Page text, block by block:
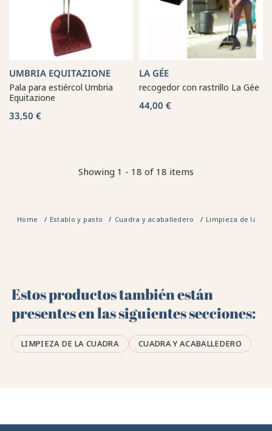
UMBRIA EQUITAZIONE
Pala para estiércol Umbria
Equitazione
33,50 €
LA GÉE
recogedor con rastrillo La Gée
44,00 €
Showing 1 - 18 of 18 items
Home Establo y pasto Cuadra y acaballedero Limpieza de la
Estos productos también están
presentes en las siguientes secciones:
LIMPIEZA DE LA CUADRA CUADRA Y ACABALLEDERO